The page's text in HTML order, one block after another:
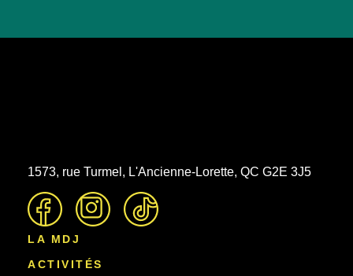
1573, rue Turmel, L'Ancienne-Lorette, QC G2E 3J5
LA MDJ
ACTIVITÉS